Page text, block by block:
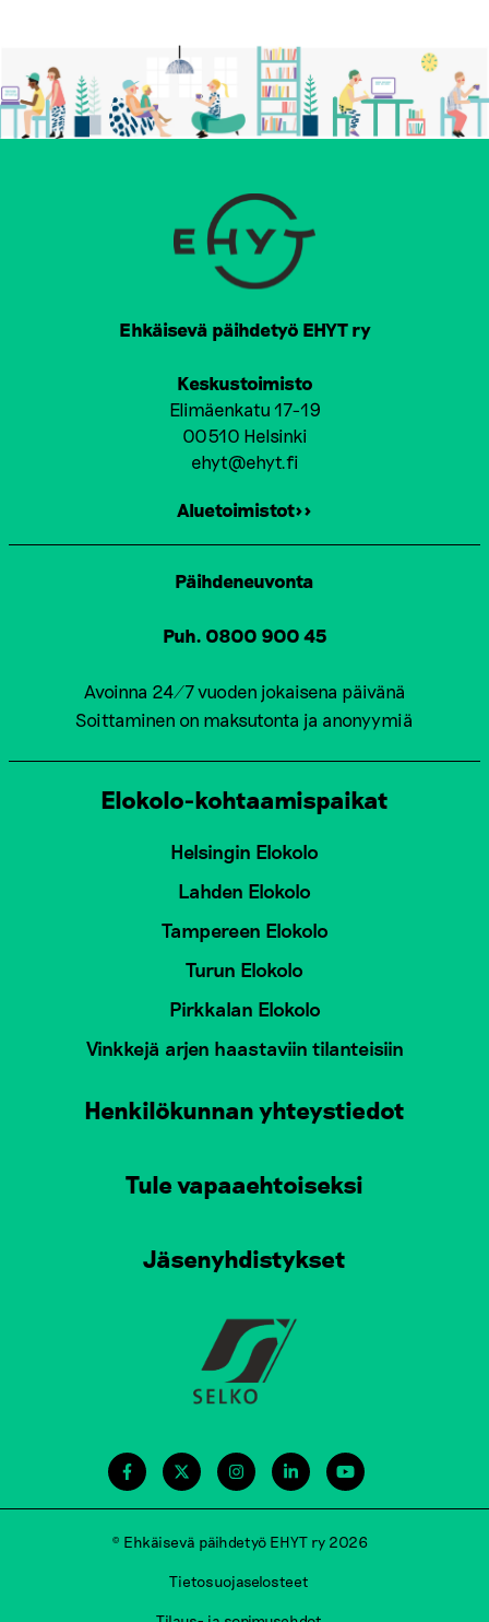
Ehkäisevä päihdetyö EHYT ry
Keskustoimisto
Elimäenkatu 17-19
00510 Helsinki
ehyt@ehyt.fi
Aluetoimistot>>
Päihdeneuvonta
Puh. 0800 900 45
Avoinna 24/7 vuoden jokaisena päivänä
Soittaminen on maksutonta ja anonyymiä
Elokolo-kohtaamispaikat
Helsingin Elokolo
Lahden Elokolo
Tampereen Elokolo
Turun Elokolo
Pirkkalan Elokolo
Vinkkejä arjen haastaviin tilanteisiin
Henkilökunnan yhteystiedot
Tule vapaaehtoiseksi
Jäsenyhdistykset
© Ehkäisevä päihdetyö EHYT ry 2026
Tietosuojaselosteet